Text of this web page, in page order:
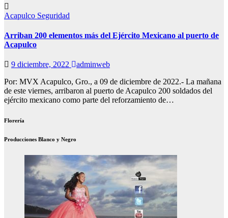
Acapulco Seguridad
Arriban 200 elementos más del Ejército Mexicano al puerto de
Acapulco
9 diciembre, 2022
adminweb
Por: MVX Acapulco, Gro., a 09 de diciembre de 2022.- La mañana
de este viernes, arribaron al puerto de Acapulco 200 soldados del
ejército mexicano como parte del reforzamiento de…
Florería
Producciones Blanco y Negro